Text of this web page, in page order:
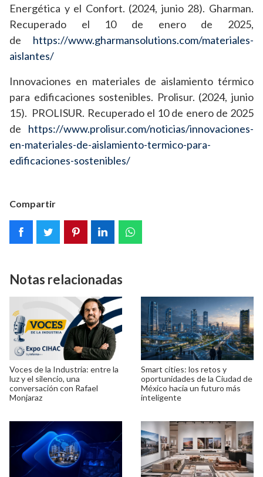
Energética y el Confort. (2024, junio 28). Gharman.
Recuperado el 10 de enero de 2025,
de https://www.gharmansolutions.com/materiales-
aislantes/
Innovaciones en materiales de aislamiento térmico
para edificaciones sostenibles. Prolisur. (2024, junio
15). PROLISUR. Recuperado el 10 de enero de 2025
de https://www.prolisur.com/noticias/innovaciones-
en-materiales-de-aislamiento-termico-para-
edificaciones-sostenibles/
Compartir
Notas relacionadas
Voces de la Industria: entre la
luz y el silencio, una
conversación con Rafael
Monjaraz
Smart cities: los retos y
oportunidades de la Ciudad de
México hacia un futuro más
inteligente